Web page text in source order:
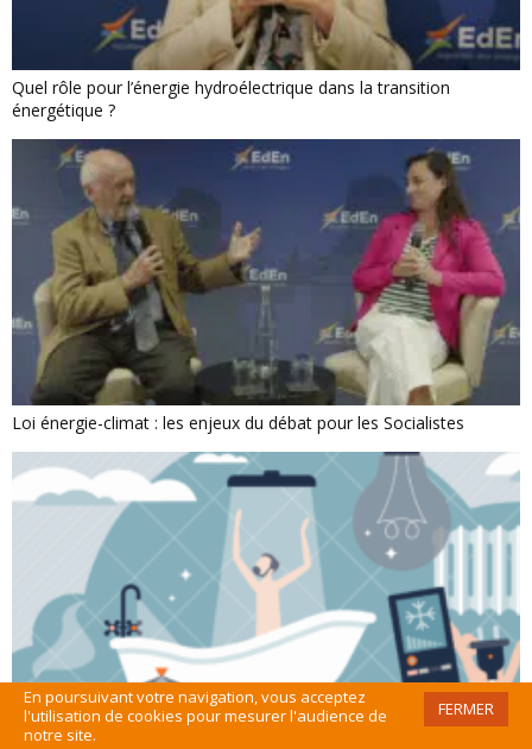
En poursuivant votre navigation, vous acceptez
l'utilisation de cookies pour mesurer l'audience de
notre site.
FERMER
Quel rôle pour l’énergie hydroélectrique dans la transition
énergétique ?
Loi énergie-climat : les enjeux du débat pour les Socialistes
Taxes sur l’énergie pour les ménages : les évolutions en 2024